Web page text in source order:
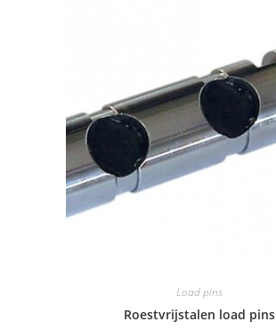
Load pins
Roestvrijstalen load pins